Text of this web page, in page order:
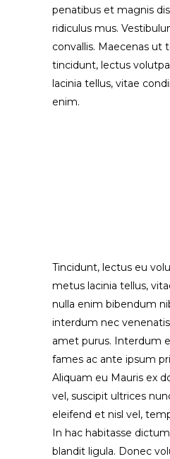
penatibus et magnis
ridiculus mus.
convallis. Maecenas ut
tincidunt, lectus
lacinia tellus, vitae
enim.
Tincidunt, lectus eu
metus lacinia tellus,
nulla enim bibendum
interdum nec
amet purus. Interdum
fames ac ante ipsum
Aliquam eu Mauris ex
vel, suscipit ultrices
eleifend et nisl vel,
In hac habitasse
blandit ligula. Donec